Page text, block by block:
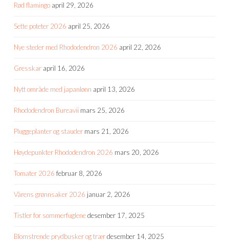
Rød flamingo april 29, 2026
Sette poteter 2026 april 25, 2026
Nye steder med Rhododendron 2026 april 22, 2026
Gresskar april 16, 2026
Nytt område med japanlønn april 13, 2026
Rhododendron Bureavii mars 25, 2026
Pluggeplanter og stauder mars 21, 2026
Høydepunkter Rhododendron 2026 mars 20, 2026
Tomater 2026 februar 8, 2026
Vårens grønnsaker 2026 januar 2, 2026
Tistler for sommerfuglenedesember 17, 2025
Blomstrende prydbusker og trærdesember 14, 2025